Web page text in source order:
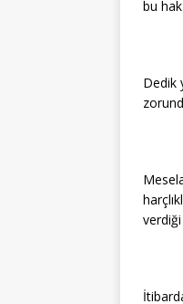
bu hak
Dedik